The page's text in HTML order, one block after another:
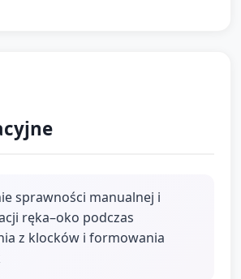
sprawności manualnej i
ręka–oko podczas
z klocków i formowania